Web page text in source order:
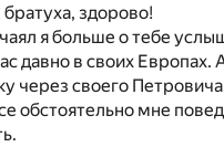
здорово!
я больше о тебе
давно в своих Европах.
через своего
обстоятельно мне